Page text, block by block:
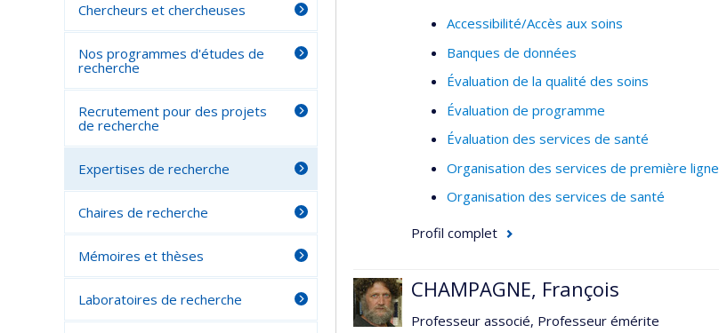
Accessibilité/Accès aux soins
Banques de données
Évaluation de la qualité des soins
Évaluation de programme
Évaluation des services de santé
Organisation des services de première ligne
Organisation des services de santé
Profil complet
CHAMPAGNE, François
Professeur associé, Professeur émérite
Chercheurs et chercheuses
Nos programmes d'études de
recherche
Recrutement pour des projets
de recherche
Expertises de recherche
Chaires de recherche
Mémoires et thèses
Laboratoires de recherche